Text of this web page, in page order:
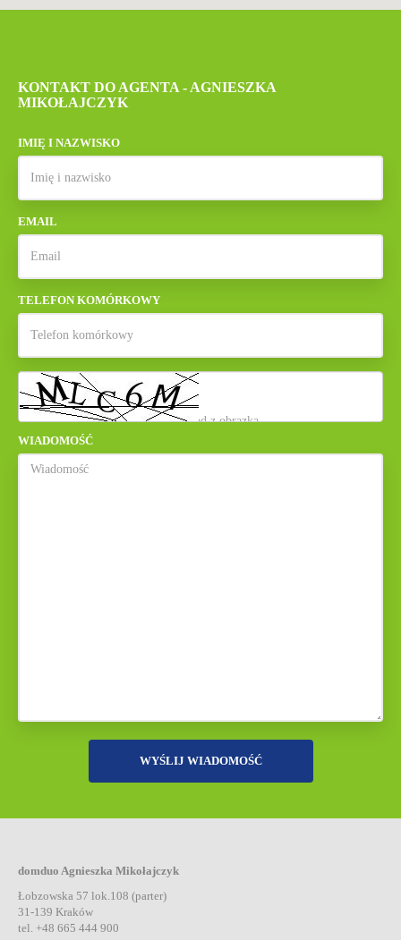
KONTAKT DO AGENTA - AGNIESZKA
MIKOŁAJCZYK
IMIĘ I NAZWISKO
EMAIL
TELEFON KOMÓRKOWY
WIADOMOŚĆ
domduo Agnieszka Mikołajczyk
Łobzowska 57 lok.108 (parter)
31-139 Kraków
tel. +48 665 444 900